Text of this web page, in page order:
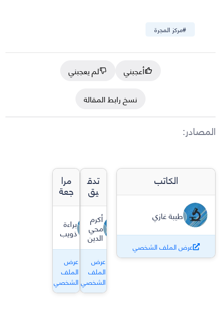
#مركز المجرة
أعجبني
لم يعجبني
نسخ رابط المقالة
المصادر:
الكاتب
طيبة غازي
عرض الملف الشخصي
تدق
يق
أكرم
محي
الدين
عرض
الملف
الشخصي
مرا
جعة
براءة
ذويب
عرض
الملف
الشخصي